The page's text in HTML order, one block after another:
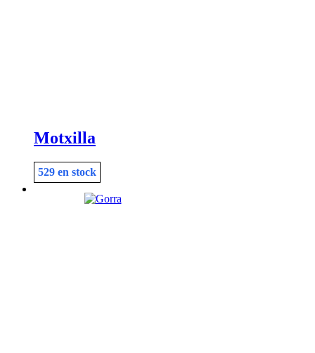
Motxilla
529 en stock